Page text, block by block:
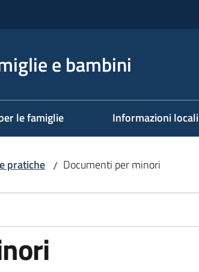
e bambini
le famiglie Informazioni locali
pratiche / Documenti per minori